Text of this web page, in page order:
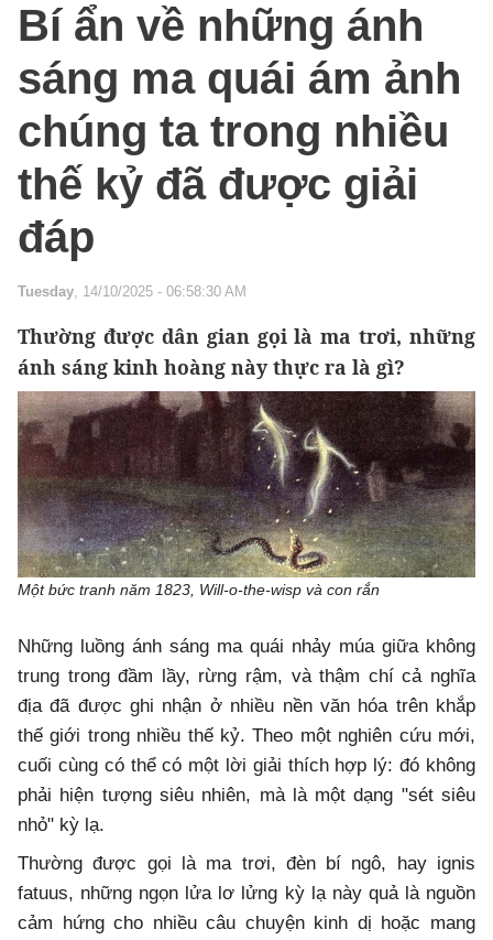
Bí ẩn về những ánh
sáng ma quái ám ảnh
chúng ta trong nhiều
thế kỷ đã được giải
đáp
Tuesday, 14/10/2025 - 06:58:30 AM
Thường được dân gian gọi là ma trơi, những
ánh sáng kinh hoàng này thực ra là gì?
Một bức tranh năm 1823, Will-o-the-wisp và con rắn
Những luồng ánh sáng ma quái nhảy múa giữa không
trung trong đầm lầy, rừng rậm, và thậm chí cả nghĩa
địa đã được ghi nhận ở nhiều nền văn hóa trên khắp
thế giới trong nhiều thế kỷ. Theo một nghiên cứu mới,
cuối cùng có thể có một lời giải thích hợp lý: đó không
phải hiện tượng siêu nhiên, mà là một dạng "sét siêu
nhỏ" kỳ lạ.
Thường được gọi là ma trơi, đèn bí ngô, hay ignis
fatuus, những ngọn lửa lơ lửng kỳ lạ này quả là nguồn
cảm hứng cho nhiều câu chuyện kinh dị hoặc mang